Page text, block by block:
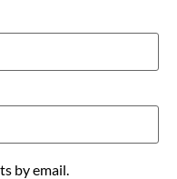
by email.